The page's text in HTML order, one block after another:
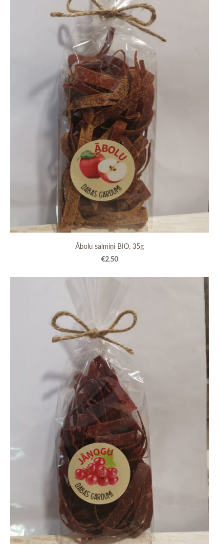
Ābolu salmiņi BIO, 35g
€2.50